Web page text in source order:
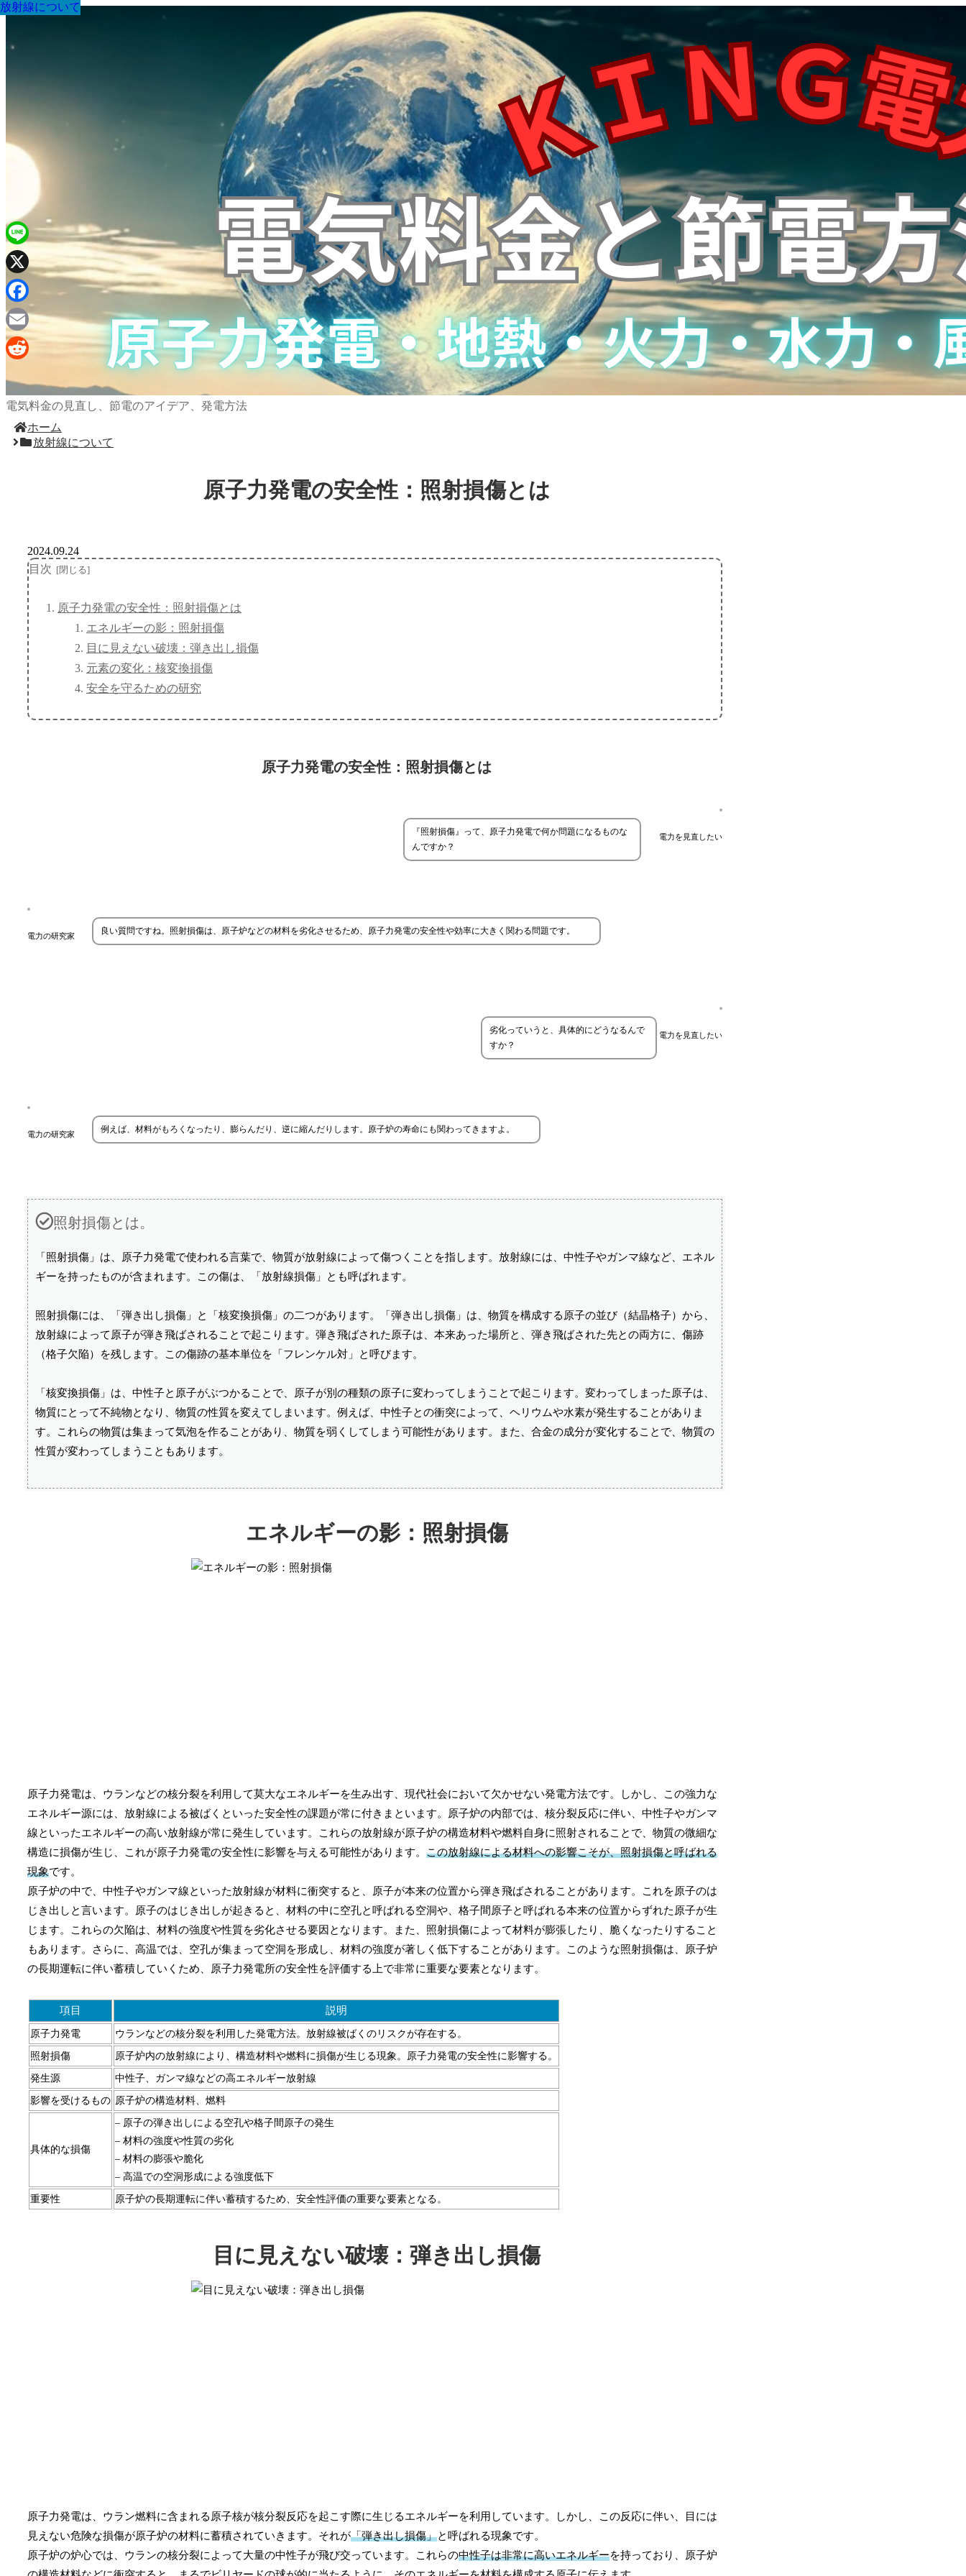
電気料金の見直し、節電のアイデア、発電方法
ホーム
放射線について
原子力発電の安全性：照射損傷とは
放射線について
2024.09.24
目次
原子力発電の安全性：照射損傷とは
エネルギーの影：照射損傷
目に見えない破壊：弾き出し損傷
元素の変化：核変換損傷
安全を守るための研究
原子力発電の安全性：照射損傷とは
電力を見直したい
『照射損傷』って、原子力発電で何か問題になるものな
んですか？
電力の研究家 良い質問ですね。照射損傷は、原子炉などの材料を劣化させるため、原子力発電の安全性や効率に大きく関わる問題です。
電力を見直したい
劣化っていうと、具体的にどうなるんで
すか？
電力の研究家 例えば、材料がもろくなったり、膨らんだり、逆に縮んだりします。原子炉の寿命にも関わってきますよ。
照射損傷とは。
「照射損傷」は、原子力発電で使われる言葉で、物質が放射線によって傷つくことを指します。放射線には、中性子やガンマ線など、エネル
ギーを持ったものが含まれます。この傷は、「放射線損傷」とも呼ばれます。
照射損傷には、「弾き出し損傷」と「核変換損傷」の二つがあります。「弾き出し損傷」は、物質を構成する原子の並び（結晶格子）から、
放射線によって原子が弾き飛ばされることで起こります。弾き飛ばされた原子は、本来あった場所と、弾き飛ばされた先との両方に、傷跡
（格子欠陥）を残します。この傷跡の基本単位を「フレンケル対」と呼びます。
「核変換損傷」は、中性子と原子がぶつかることで、原子が別の種類の原子に変わってしまうことで起こります。変わってしまった原子は、
物質にとって不純物となり、物質の性質を変えてしまいます。例えば、中性子との衝突によって、ヘリウムや水素が発生することがありま
す。これらの物質は集まって気泡を作ることがあり、物質を弱くしてしまう可能性があります。また、合金の成分が変化することで、物質の
性質が変わってしまうこともあります。
エネルギーの影：照射損傷
原子力発電は、ウランなどの核分裂を利用して莫大なエネルギーを生み出す、現代社会において欠かせない発電方法です。しかし、この強力な
エネルギー源には、放射線による被ばくといった安全性の課題が常に付きまといます。原子炉の内部では、核分裂反応に伴い、中性子やガンマ
線といったエネルギーの高い放射線が常に発生しています。これらの放射線が原子炉の構造材料や燃料自身に照射されることで、物質の微細な
構造に損傷が生じ、これが原子力発電の安全性に影響を与える可能性があります。 この放射線による材料への影響こそが、照射損傷と呼ばれる
現象です。
原子炉の中で、中性子やガンマ線といった放射線が材料に衝突すると、原子が本来の位置から弾き飛ばされることがあります。これを原子のは
じき出しと言います。原子のはじき出しが起きると、材料の中に空孔と呼ばれる空洞や、格子間原子と呼ばれる本来の位置からずれた原子が生
じます。これらの欠陥は、材料の強度や性質を劣化させる要因となります。また、照射損傷によって材料が膨張したり、脆くなったりすること
もあります。さらに、高温では、空孔が集まって空洞を形成し、材料の強度が著しく低下することがあります。このような照射損傷は、原子炉
の長期運転に伴い蓄積していくため、原子力発電所の安全性を評価する上で非常に重要な要素となります。
項目 説明
原子力発電 ウランなどの核分裂を利用した発電方法。放射線被ばくのリスクが存在する。
照射損傷 原子炉内の放射線により、構造材料や燃料に損傷が生じる現象。原子力発電の安全性に影響する。
発生源 中性子、ガンマ線などの高エネルギー放射線
影響を受けるもの 原子炉の構造材料、燃料
具体的な損傷
– 原子の弾き出しによる空孔や格子間原子の発生
– 材料の強度や性質の劣化
– 材料の膨張や脆化
– 高温での空洞形成による強度低下
重要性 原子炉の長期運転に伴い蓄積するため、安全性評価の重要な要素となる。
目に見えない破壊：弾き出し損傷
原子力発電は、ウラン燃料に含まれる原子核が核分裂反応を起こす際に生じるエネルギーを利用しています。しかし、この反応に伴い、目には
見えない危険な損傷が原子炉の材料に蓄積されていきます。それが「弾き出し損傷」と呼ばれる現象です。
原子炉の炉心では、ウランの核分裂によって大量の中性子が飛び交っています。これらの中性子は非常に高いエネルギーを持っており、原子炉
放射線について
放射線について
放射線について
放射線について
放射線について
放射線について
放射線について
放射線について
Line
X
Facebook
Email